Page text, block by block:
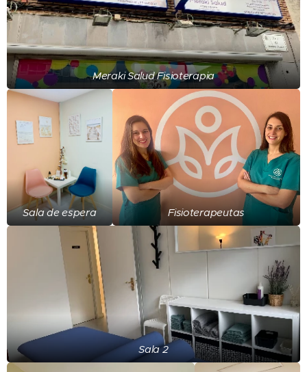
Meraki Salud Fisioterapia
Sala de espera Fisioterapeutas
Sala 2